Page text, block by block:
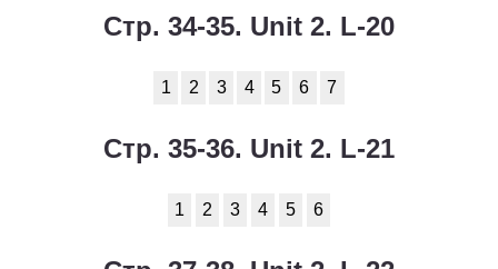
Стр. 34-35. Unit 2. L-20
1 2 3 4 5 6 7
Стр. 35-36. Unit 2. L-21
1 2 3 4 5 6